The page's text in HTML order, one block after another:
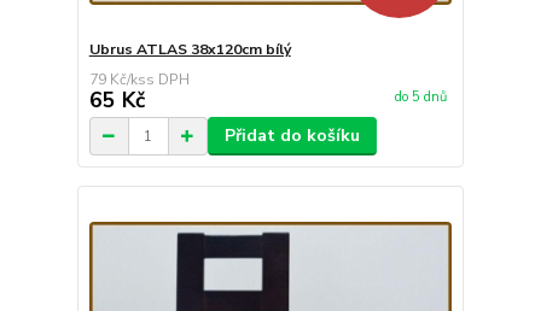
Ubrus ATLAS 38x120cm bílý
79 Kč/ks
65 Kč do 5 dnů
Přidat do košíku